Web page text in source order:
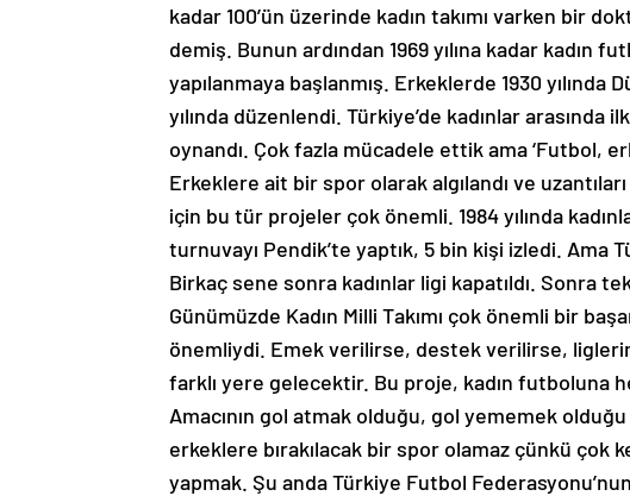
kadar 100’ün üzerinde kadın takımı varken bir
demiş. Bunun ardından 1969 yılına kadar kadın
yapılanmaya başlanmış. Erkeklerde 1930 yılında
yılında düzenlendi. Türkiye’de kadınlar arasında
oynandı. Çok fazla mücadele ettik ama ‘Futbol,
Erkeklere ait bir spor olarak algılandı ve
için bu tür projeler çok önemli. 1984 yılında
turnuvayı Pendik’te yaptık, 5 bin kişi izledi. Ama
Birkaç sene sonra kadınlar ligi kapatıldı. Sonra
Günümüzde Kadın Milli Takımı çok önemli bir
önemliydi. Emek verilirse, destek verilirse,
farklı yere gelecektir. Bu proje, kadın futboluna
Amacının gol atmak olduğu, gol yememek
erkeklere bırakılacak bir spor olamaz çünkü
yapmak. Şu anda Türkiye Futbol